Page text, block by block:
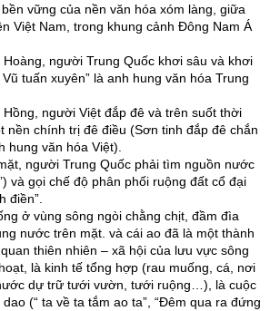
vững của nền văn hóa xóm làng, giữa
Việt Nam, trong khung cảnh Đông Nam Á
người Trung Quốc khơi sâu và khơi
tuấn xuyên” là anh hung văn hóa Trung
người Việt đắp đê và trên suốt thời
nền chính trị đê điều (Sơn tinh đắp đê chắn
hung văn hóa Việt).
Trung Quốc phải tìm nguồn nước
và gọi chế độ phân phối ruộng đất cổ đại
điền”.
sông ngòi chằng chịt, đầm đìa
nước trên mặt. và cái ao đã là một thành
thiên nhiên – xã hội của lưu vực sông
là kinh tế tổng hợp (rau muống, cá, nơi
dự trữ tưới vườn, tưới ruộng…), là cuộc
(“ ta về ta tắm ao ta”, “Đêm qua ra đứng